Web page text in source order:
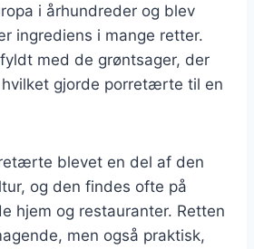
i århundreder og blev
ingrediens i mange retter.
med de grøntsager, der
gjorde porretærte til en
blevet en del af den
og den findes ofte på
hjem og restauranter. Retten
men også praktisk,